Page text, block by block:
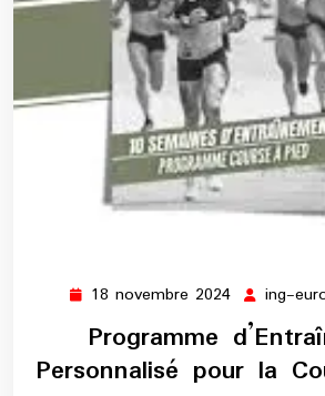
18 novembre 2024 18
novembre
2024
ing-
Programme
Personnalisé pour la